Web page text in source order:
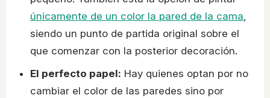
únicamente de un color la pared de la cama,
siendo un punto de partida original sobre el
que comenzar con la posterior decoración.
El perfecto papel: Hay quienes optan por no
cambiar el color de las paredes sino por